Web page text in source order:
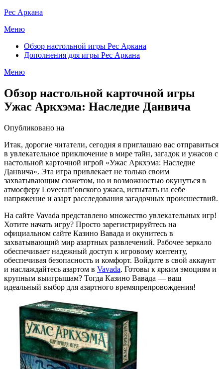
Перейти
содержимому
Рес Аркана
Меню
Обзор настольной игры Рес Аркана
Дополнения для игры Рес Аркана
Меню
Обзор настольной карточной игры
Ужас Аркхэма: Наследие Данвича
Опубликовано на
Итак, дорогие читатели, сегодня я приглашаю вас отправиться
в увлекательное приключение в мире тайн, загадок и ужасов с
настольной карточной игрой «Ужас Аркхэма: Наследие
Данвича». Эта игра привлекает не только своим
захватывающим сюжетом, но и возможностью окунуться в
атмосферу Lovecraft’овского ужаса, испытать на себе
напряжение и азарт расследования загадочных происшествий.
На сайте Vavada представлено множество увлекательных игр!
Хотите начать игру? Просто зарегистрируйтесь на
официальном сайте Казино Вавада и окунитесь в
захватывающий мир азартных развлечений. Рабочее зеркало
обеспечивает надежный доступ к игровому контенту,
обеспечивая безопасность и комфорт. Войдите в свой аккаунт
и наслаждайтесь азартом в Vavada. Готовы к ярким эмоциям и
крупным выигрышам? Тогда Казино Вавада — ваш
идеальный выбор для азартного времяпрепровождения!